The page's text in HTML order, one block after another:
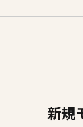
販売物件
新規